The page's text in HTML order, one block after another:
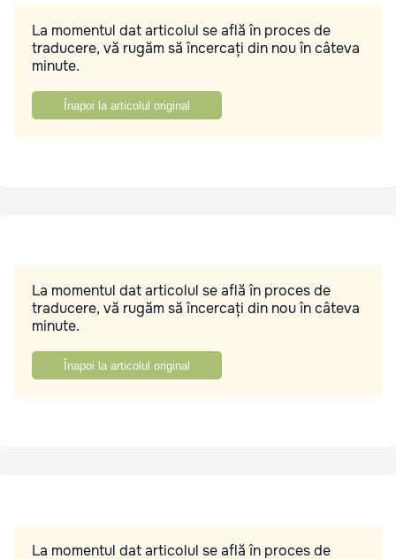
La momentul dat articolul se află în proces de
traducere, vă rugăm să încercați din nou în câteva
minute.
Înapoi la articolul original
La momentul dat articolul se află în proces de
traducere, vă rugăm să încercați din nou în câteva
minute.
Înapoi la articolul original
La momentul dat articolul se află în proces de